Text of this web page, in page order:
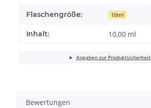
Flaschengröße: 10ml
Inhalt: 10,00 ml
Angaben zur Produktsicherheit
Bewertungen